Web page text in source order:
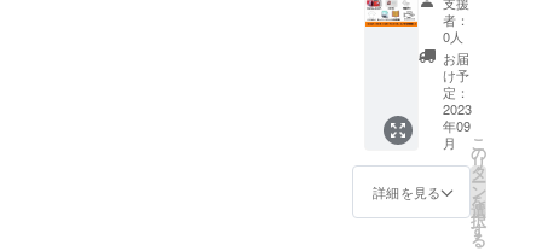
備考欄
に必ず
ホーム
ペー
ジ、パ
ンフ
レット
に掲載
名前を
ご記入
年7月初
旬頃、
大阪市
内に
て、夕
方〜夜
の上映
開始】
を予定
してお
地域で
の上映
が叶わ
ない可
能性が
ありま
すこと
をご了
承の
上、ご
画内で
実際に
主演
「折目
真穂」
が使用
した
キーホ
ルダー
と同じ
物で
す） ・
者：
0人
お届
け予
定：
2023
年09
月
詳細を見る
こ
の
リ
タ
ー
ン
を
選
択
す
る